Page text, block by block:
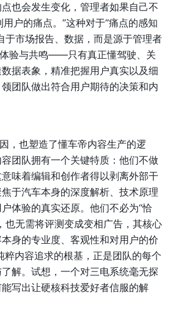
也会发生变化，管理者如果自己不
户的痛点。”这种对于“痛点的感知
于市场报告、数据，而是源于管理者
体验与共鸣——只有真正懂驾驶、关
据表象，精准把握用户真实以及细
团队做出符合用户期待的决策和内
，也塑造了懂车帝内容生产的逻
团队拥有一个关键特质：他们不做
味着编辑和创作者得以剥离外部干
于汽车本身的深度解析、技术原理
体验的真实还原。他们不必为“恰
也无需将评测变成变相广告，其核心
身的专业度、客观性和对用户的价
粹内容追求的根基，正是团队的每个
解。试想，一个对三电系统毫无探
写出让硬核科技爱好者信服的解